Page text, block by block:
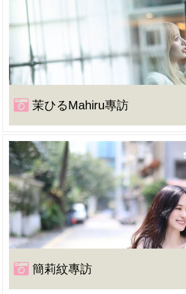
茉ひるMahiru專訪
簡莉紋專訪